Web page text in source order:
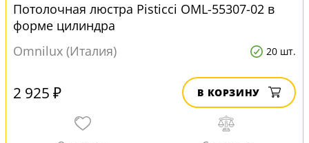
Потолочная люстра Pisticci OML-55307-02 в
форме цилиндра
Omnilux (Италия)
20 шт.
2 925 ₽ В КОРЗИНУ